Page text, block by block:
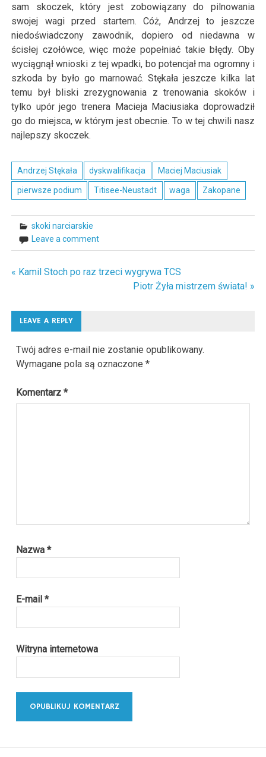
sam skoczek, który jest zobowiązany do pilnowania
swojej wagi przed startem. Cóż, Andrzej to jeszcze
niedoświadczony zawodnik, dopiero od niedawna w
ścisłej czołówce, więc może popełniać takie błędy. Oby
wyciągnął wnioski z tej wpadki, bo potencjał ma ogromny i
szkoda by było go marnować. Stękała jeszcze kilka lat
temu był bliski zrezygnowania z trenowania skoków i
tylko upór jego trenera Macieja Maciusiaka doprowadził
go do miejsca, w którym jest obecnie. To w tej chwili nasz
najlepszy skoczek.
Andrzej Stękała dyskwalifikacja Maciej Maciusiak
pierwsze podium Titisee-Neustadt waga Zakopane
skoki narciarskie
Leave a comment
Nawigacja
« Kamil Stoch po raz trzeci wygrywa TCS
Piotr Żyła mistrzem świata! »
LEAVE A REPLY
Twój adres e-mail nie zostanie opublikowany.
Wymagane pola są oznaczone*
Komentarz*
Nazwa*
E-mail*
Witryna internetowa